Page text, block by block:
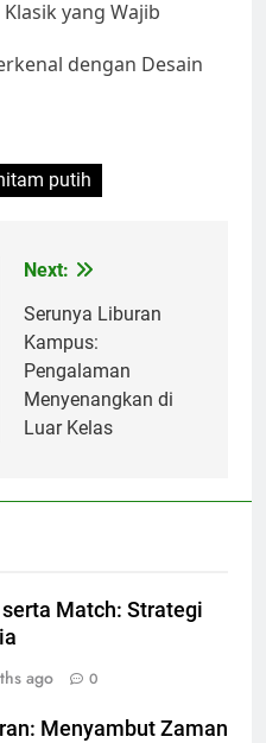
yang Wajib
dengan Desain
putih
Next:
Serunya Liburan
Kampus:
Pengalaman
Menyenangkan di
Luar Kelas
Match: Strategi
ago 0
Menyambut Zaman